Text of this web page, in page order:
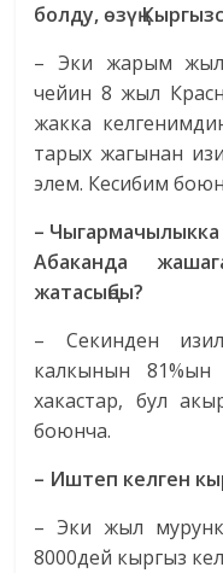
болду, өзүң
– Эки жарым жыл
чейин 8 жыл
жакка
тарых жагынан
элем. Кесибим
– Чыгармачылыкка
Абаканда
жатасыңбы?
– Секинден
калкынын 81%ын
хакастар, бул
боюнча.
– Иштеп келген
– Эки жыл
8000дей кыргыз